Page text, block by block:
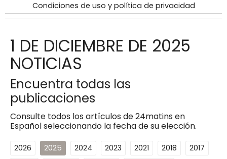
Condiciones de uso y política de privacidad
1 DE DICIEMBRE DE 2025
NOTICIAS
Encuentra todas las
publicaciones
Consulte todos los artículos de 24matins en
Español seleccionando la fecha de su elección.
2026 2025 2024 2023 2021 2018
2017